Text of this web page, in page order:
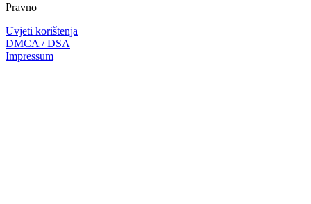
Pravno
Uvjeti korištenja
DMCA / DSA
Impressum